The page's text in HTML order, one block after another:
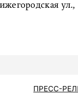
ул.,
ПРЕСС-